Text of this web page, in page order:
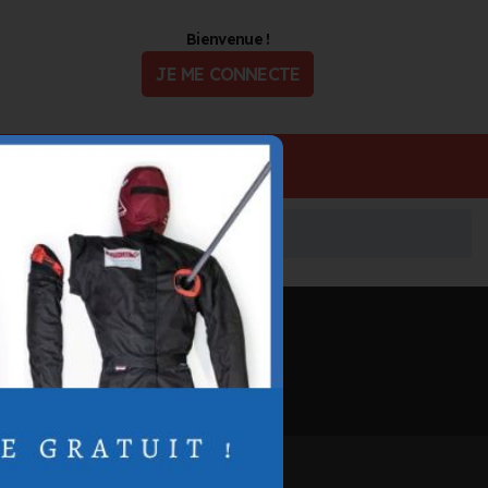
Bienvenue !
JE ME CONNECTE
Offres d'Emploi
Informations mises à jour le 4 août 2026
🖨️ IMPRIMER